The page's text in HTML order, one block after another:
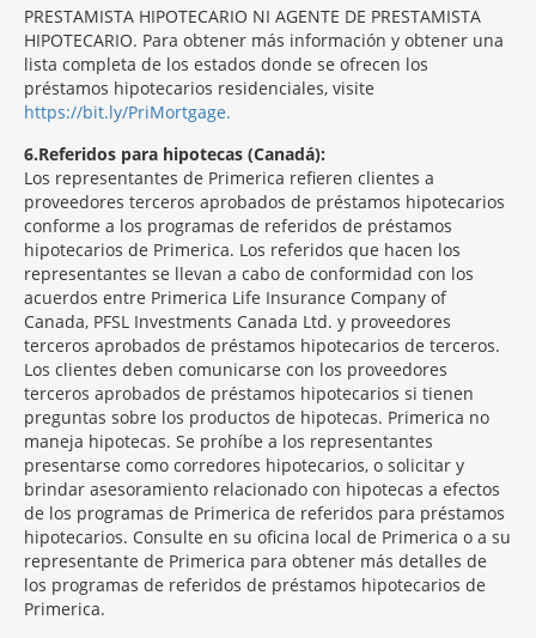
PRESTAMISTA HIPOTECARIO NI AGENTE DE PRESTAMISTA
HIPOTECARIO. Para obtener más información y obtener una
lista completa de los estados donde se ofrecen los
préstamos hipotecarios residenciales, visite
https://bit.ly/PriMortgage.
6 Referidos para hipotecas (Canadá):
Los representantes de Primerica refieren clientes a
proveedores terceros aprobados de préstamos hipotecarios
conforme a los programas de referidos de préstamos
hipotecarios de Primerica. Los referidos que hacen los
representantes se llevan a cabo de conformidad con los
acuerdos entre Primerica Life Insurance Company of
Canada, PFSL Investments Canada Ltd. y proveedores
terceros aprobados de préstamos hipotecarios de terceros.
Los clientes deben comunicarse con los proveedores
terceros aprobados de préstamos hipotecarios si tienen
preguntas sobre los productos de hipotecas. Primerica no
maneja hipotecas. Se prohíbe a los representantes
presentarse como corredores hipotecarios, o solicitar y
brindar asesoramiento relacionado con hipotecas a efectos
de los programas de Primerica de referidos para préstamos
hipotecarios. Consulte en su oficina local de Primerica o a su
representante de Primerica para obtener más detalles de
los programas de referidos de préstamos hipotecarios de
Primerica.